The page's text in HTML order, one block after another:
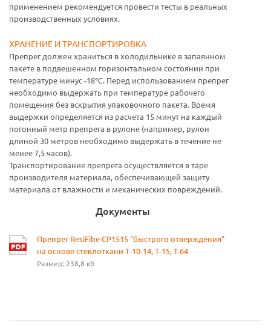
применением рекомендуется провести тесты в реальных
производственных условиях.
ХРАНЕНИЕ И ТРАНСПОРТИРОВКА
Препрег должен храниться в холодильнике в запаянном
пакете в подвешенном горизонтальном состоянии при
температуре минус -18℃. Перед использованием препрег
необходимо выдержать при температуре рабочего
помещения без вскрытия упаковочного пакета. Время
выдержки определяется из расчета 15 минут на каждый
погонный метр препрега в рулоне (например, рулон
длиной 30 метров необходимо выдержать в течение не
менее 7,5 часов).
Транспортирование препрега осуществляется в таре
производителя материала, обеспечивающей защиту
материала от влажности и механических повреждений.
Документы
Препрег ResiFibe CP1515 "быстрого отверждения"
на основе стеклоткани Т-10-14, Т-15, T-64
Размер: 238,8 кб